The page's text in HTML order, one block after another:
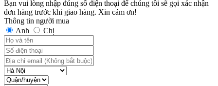
Bạn vui lòng nhập đúng số điện thoại để chúng tôi sẽ gọi xác nhận
đơn hàng trước khi giao hàng. Xin cảm ơn!
Thông tin người mua
Anh
Chị